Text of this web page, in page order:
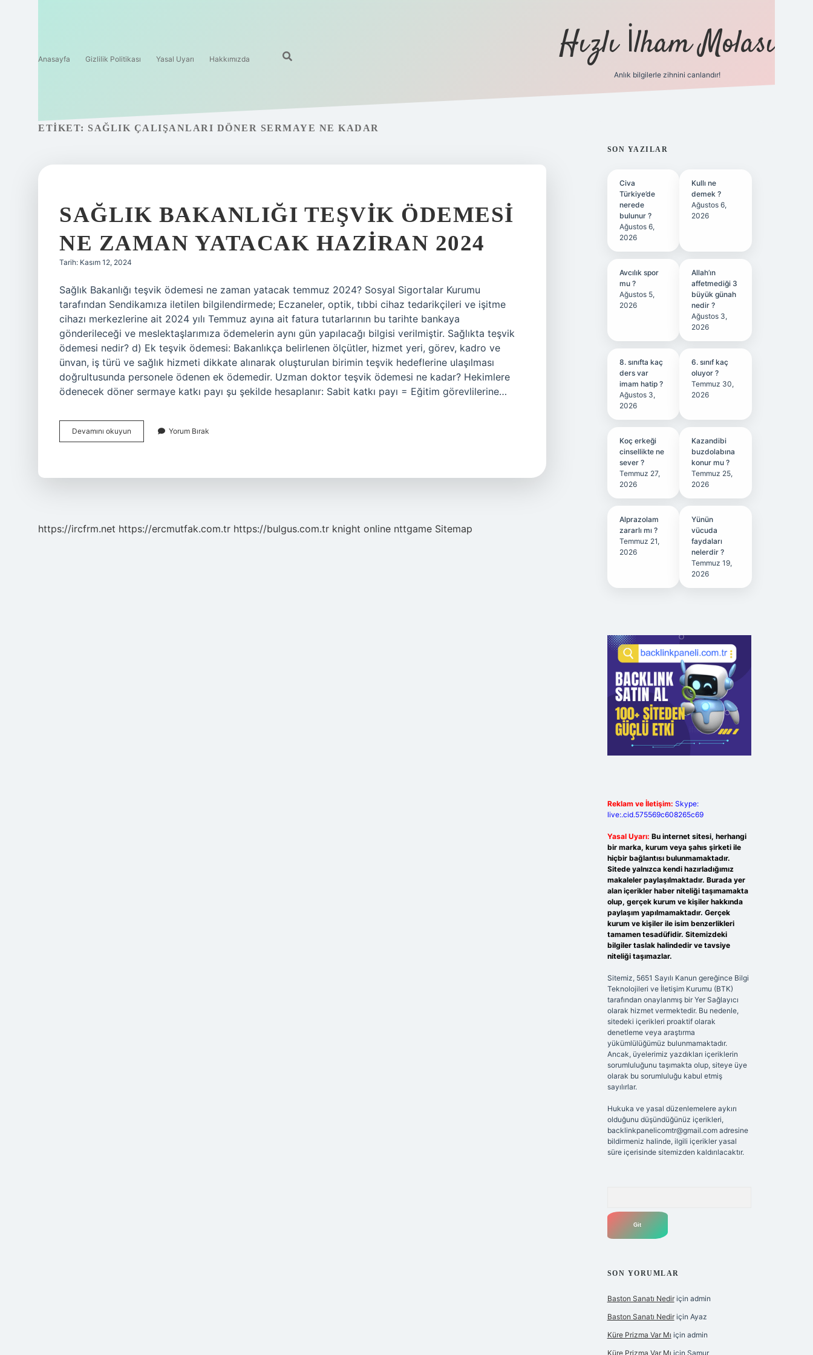
Anasayfa Gizlilik Politikası Yasal Uyarı Hakkımızda Hızlı İlham Molası
Anlık bilgilerle zihnini canlandır!
ETIKET: SAĞLIK ÇALIŞANLARI DÖNER SERMAYE NE KADAR
SAĞLIK BAKANLIĞI TEŞVIK ÖDEMESI
NE ZAMAN YATACAK HAZIRAN 2024
Tarih: Kasım 12, 2024
Sağlık Bakanlığı teşvik ödemesi ne zaman yatacak temmuz 2024? Sosyal Sigortalar Kurumu
tarafından Sendikamıza iletilen bilgilendirmede; Eczaneler, optik, tıbbi cihaz tedarikçileri ve işitme
cihazı merkezlerine ait 2024 yılı Temmuz ayına ait fatura tutarlarının bu tarihte bankaya
gönderileceği ve meslektaşlarımıza ödemelerin aynı gün yapılacağı bilgisi verilmiştir. Sağlıkta teşvik
ödemesi nedir? d) Ek teşvik ödemesi: Bakanlıkça belirlenen ölçütler, hizmet yeri, görev, kadro ve
ünvan, iş türü ve sağlık hizmeti dikkate alınarak oluşturulan birimin teşvik hedeflerine ulaşılması
doğrultusunda personele ödenen ek ödemedir. Uzman doktor teşvik ödemesi ne kadar? Hekimlere
ödenecek döner sermaye katkı payı şu şekilde hesaplanır: Sabit katkı payı = Eğitim görevlilerine…
Devamını okuyun
Bakanlığı
Yorum Bırak
https://ircfrm.net https://ercmutfak.com.tr https://bulgus.com.tr knight online nttgame Sitemap
SIDEBAR
SON YAZILAR
Civa
Türkiye’de
nerede
bulunur ?
Ağustos 6,
2026
Kullı ne
demek ?
Ağustos 6,
2026
Avcılık spor
mu ?
Ağustos 5,
2026
Allah’ın
affetmediği 3
büyük günah
nedir ?
Ağustos 3,
2026
8. sınıfta kaç
ders var
imam hatip ?
Ağustos 3,
2026
6. sınıf kaç
oluyor ?
Temmuz 30,
2026
Koç erkeği
cinsellikte ne
sever ?
Temmuz 27,
2026
Kazandibi
buzdolabına
konur mu ?
Temmuz 25,
2026
Alprazolam
zararlı mı ?
Temmuz 21,
2026
Yünün
vücuda
faydaları
nelerdir ?
Temmuz 19,
2026
Reklam ve İletişim: Skype:
live:.cid.575569c608265c69
Yasal Uyarı: Bu internet sitesi, herhangi
bir marka, kurum veya şahıs şirketi ile
hiçbir bağlantısı bulunmamaktadır.
Sitede yalnızca kendi hazırladığımız
makaleler paylaşılmaktadır. Burada yer
alan içerikler haber niteliği taşımamakta
olup, gerçek kurum ve kişiler hakkında
paylaşım yapılmamaktadır. Gerçek
kurum ve kişiler ile isim benzerlikleri
tamamen tesadüfidir. Sitemizdeki
bilgiler taslak halindedir ve tavsiye
niteliği taşımazlar.
Sitemiz, 5651 Sayılı Kanun gereğince Bilgi
Teknolojileri ve İletişim Kurumu (BTK)
tarafından onaylanmış bir Yer Sağlayıcı
olarak hizmet vermektedir. Bu nedenle,
sitedeki içerikleri proaktif olarak
denetleme veya araştırma
yükümlülüğümüz bulunmamaktadır.
Ancak, üyelerimiz yazdıkları içeriklerin
sorumluluğunu taşımakta olup, siteye üye
olarak bu sorumluluğu kabul etmiş
sayılırlar.
Hukuka ve yasal düzenlemelere aykırı
olduğunu düşündüğünüz içerikleri,
backlinkpanelicomtr@gmail.comadresine
bildirmeniz halinde, ilgili içerikler yasal
süre içerisinde sitemizden kaldırılacaktır.
SON YORUMLAR
Baston Sanatı Nediriçin admin
Baston Sanatı Nediriçin Ayaz
Küre Prizma Var Mı için admin
Küre Prizma Var Mı için Samur